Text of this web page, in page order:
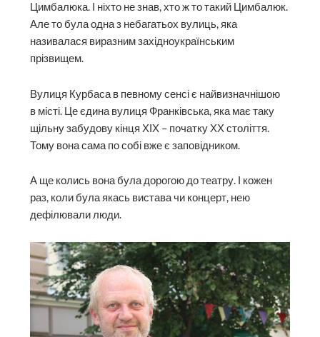
Цимбалюка. І ніхто не знав, хто ж то такий Цимбалюк.
Але то була одна з небагатьох вулиць, яка
називалася виразним західноукраїнським
прізвищем.
Вулиця Курбаса в певному сенсі є найвиз­начнішою
в місті. Це єдина вулиця Франківська, яка має таку
щільну забудову кінця ХІХ – початку ХХ століття.
Тому вона сама по собі вже є заповідником.
А ще колись вона була дорогою до театру. І кожен
раз, коли була якась вистава чи концерт, нею
дефілювали люди.